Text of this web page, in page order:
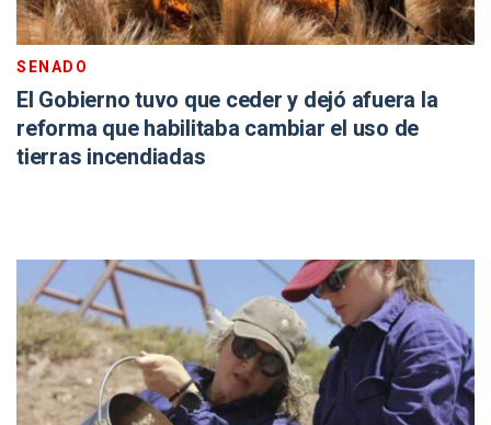
SENADO
El Gobierno tuvo que ceder y dejó afuera la
reforma que habilitaba cambiar el uso de
tierras incendiadas